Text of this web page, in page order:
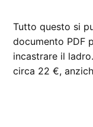
Tutto questo si
documento PDF
incastrare il
circa 22 €,